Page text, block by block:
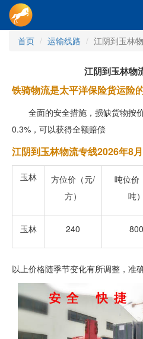
首页
运输线路 江阴到玉林
江阴到玉林物
铁骑物流是太平洋保险货运险
全面的安全措施，损缺货物按
0.3%，可以获得全额赔偿
江阴到玉林物流专线2026年8
玉林
方位价（元/
方）
吨位价
吨）
玉林 240 800
以上价格随季节变化有所调整，准